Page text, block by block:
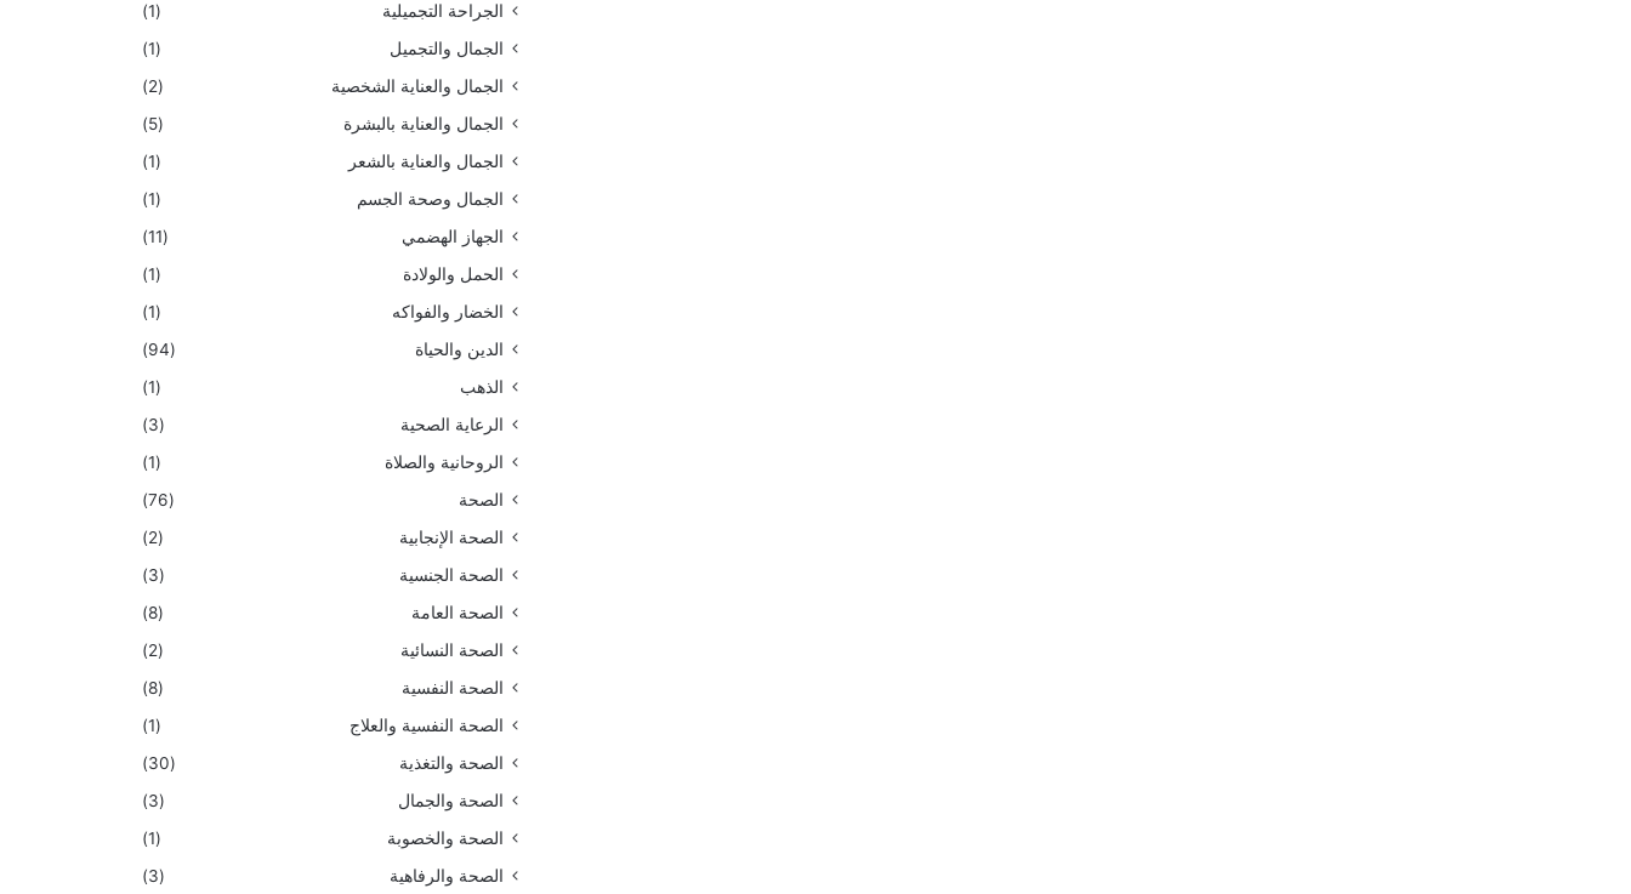
الجراحة التجميلية
(1)
الجمال والتجميل
(1)
الجمال والعناية الشخصية
(2)
الجمال والعناية بالبشرة
(5)
الجمال والعناية بالشعر
(1)
الجمال وصحة الجسم
(1)
الجهاز الهضمي
(11)
الحمل والولادة
(1)
الخضار والفواكه
(1)
الدين والحياة
(94)
الذهب
(1)
الرعاية الصحية
(3)
الروحانية والصلاة
(1)
الصحة
(76)
الصحة الإنجابية
(2)
الصحة الجنسية
(3)
الصحة العامة
(8)
الصحة النسائية
(2)
الصحة النفسية
(8)
الصحة النفسية والعلاج
(1)
الصحة والتغذية
(30)
الصحة والجمال
(3)
الصحة والخصوبة
(1)
الصحة والرفاهية
(3)